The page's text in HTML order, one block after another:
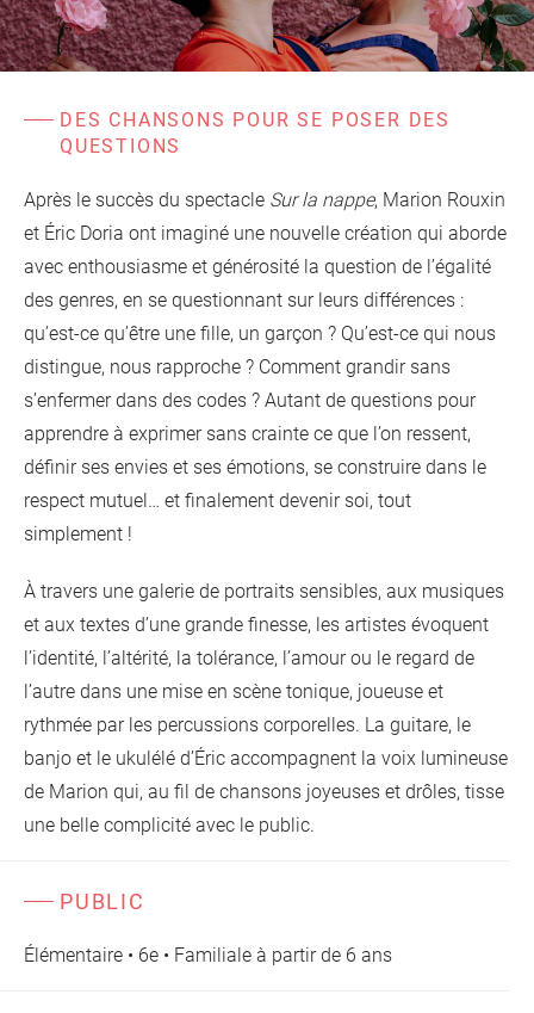
Les Étincelles
d'information
Ressources des spectacles
Livrets pédagogiques
Présentation
Actualités
DES CHANSONS POUR SE POSER DES
QUESTIONS
Après le succès du spectacle Sur la nappe, Marion Rouxin
et Éric Doria ont imaginé une nouvelle création qui aborde
avec enthousiasme et générosité la question de l’égalité
des genres, en se questionnant sur leurs différences :
qu’est-ce qu’être une fille, un garçon ? Qu’est‐ce qui nous
distingue, nous rapproche ? Comment grandir sans
s’enfermer dans des codes ? Autant de questions pour
apprendre à exprimer sans crainte ce que l’on ressent,
définir ses envies et ses émotions, se construire dans le
respect mutuel… et finalement devenir soi, tout
simplement !
À travers une galerie de portraits sensibles, aux musiques
et aux textes d’une grande finesse, les artistes évoquent
l’identité, l’altérité, la tolérance, l’amour ou le regard de
l’autre dans une mise en scène tonique, joueuse et
rythmée par les percussions corporelles. La guitare, le
banjo et le ukulélé d’Éric accompagnent la voix lumineuse
de Marion qui, au fil de chansons joyeuses et drôles, tisse
une belle complicité avec le public.
PUBLIC
Élémentaire • 6e • Familiale à partir de 6 ans